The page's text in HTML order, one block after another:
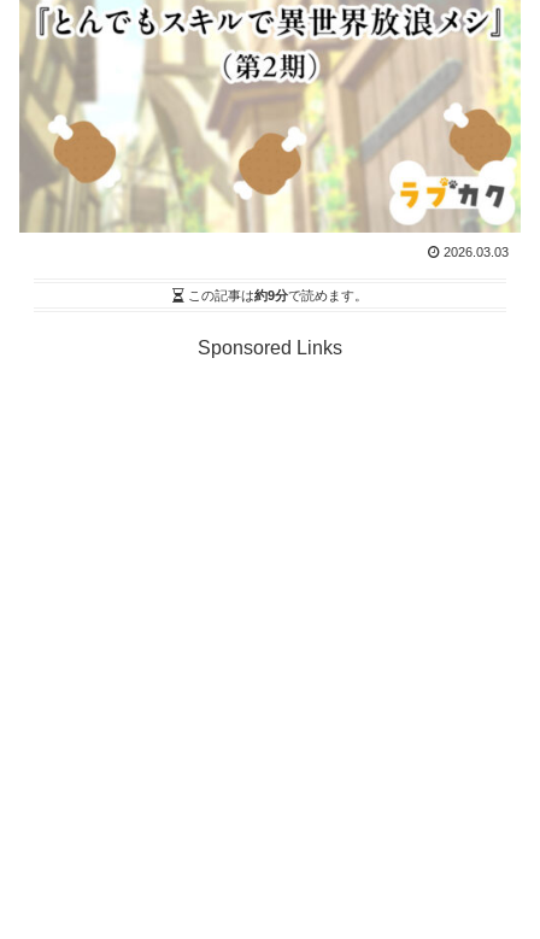
2026.03.03
この記事は約9分で読めます。
Sponsored Links